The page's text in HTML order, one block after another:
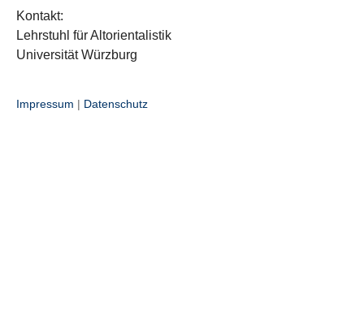
Kontakt:
Lehrstuhl für Altorientalistik
Universität Würzburg
Impressum | Datenschutz